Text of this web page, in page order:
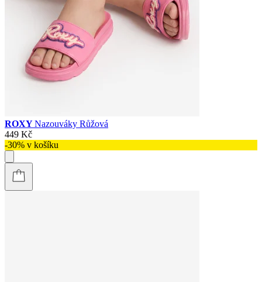
ROXYNazouváky Růžová
449 Kč
-30% v košíku